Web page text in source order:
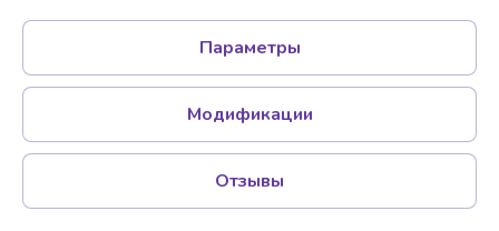
Параметры
Модификации
Отзывы